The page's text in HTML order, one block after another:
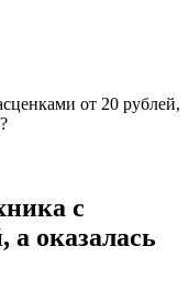
от 20 рублей,
с
а оказалась